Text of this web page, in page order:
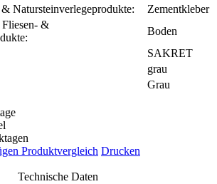
Natursteinverlegeprodukte:
Zementkleber
&
Boden
SAKRET
grau
Grau
Produktvergleich Drucken
Technische Daten